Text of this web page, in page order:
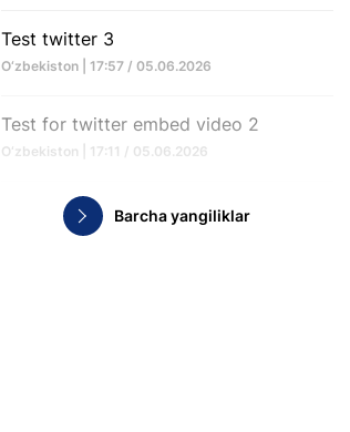
Test twitter 3
O‘zbekiston | 17:57 / 05.06.2026
Test for twitter embed video 2
O‘zbekiston | 17:11 / 05.06.2026
Barcha yangiliklar